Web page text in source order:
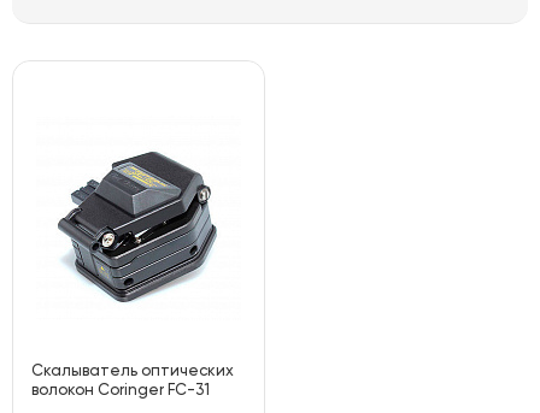
Скалыватель оптических
волокон Coringer FC-31